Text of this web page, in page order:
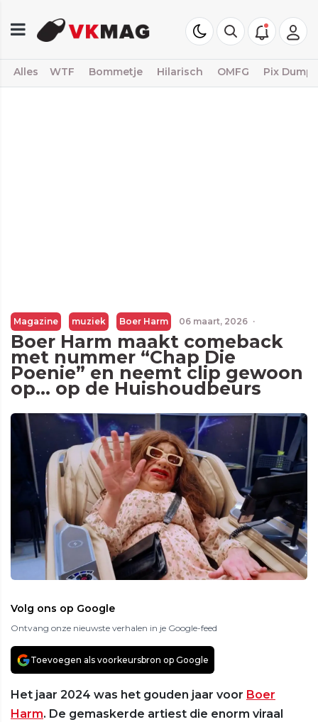
Alles WTF Bommetje Hilarisch OMFG Pix Dump
Magazine muziek Boer Harm 06 maart, 2026 ·
Boer Harm maakt comeback
met nummer “Chap Die
Poenie” en neemt clip gewoon
op… op de Huishoudbeurs
Volg ons op Google
Ontvang onze nieuwste verhalen in je Google-feed
Toevoegen als voorkeursbron op Google
Het jaar 2024 was het gouden jaar voor Boer
Harm. De gemaskerde artiest die enorm viraal